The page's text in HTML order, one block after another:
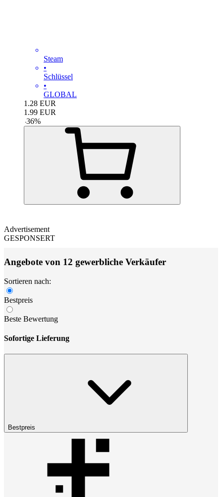
Steam
•
Schlüssel
•
GLOBAL
1.28 EUR
1.99 EUR
-36%
Advertisement
GESPONSERT
Angebote von 12 gewerbliche Verkäufer
Sortieren nach:
Bestpreis
Beste Bewertung
Sofortige Lieferung
Bestpreis